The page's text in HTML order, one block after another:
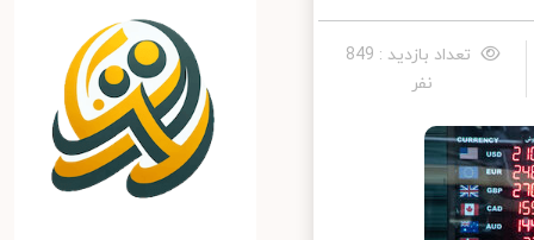
تعداد بازدید : 849
نفر